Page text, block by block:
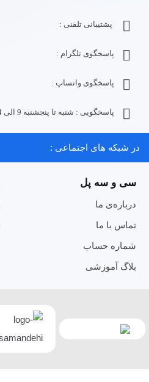
پشتیبانی تلفنی :
پاسخگوی تلگرام :
پاسخگوی واتساپ :
پاسخگویی : شنبه تا پنجشنبه 9 الی 14 و 17 الی 20
در شبکه های اجتماعی :
سی و سه پل
درباره‌ی ما
تماس با ما
شماره حساب
بلاگ آموزشی